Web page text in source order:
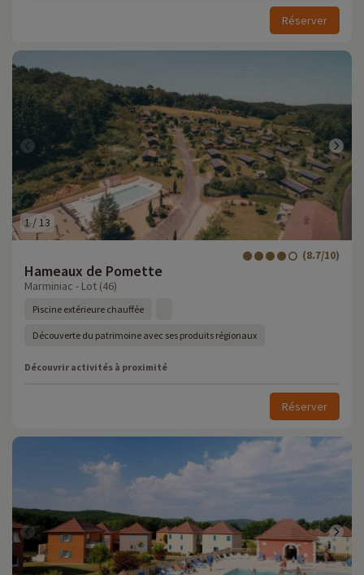
Réserver
1 / 13
Hameaux de Pomette
(8.7/10)
Marminiac - Lot (46)
Piscine extérieure chauffée
Découverte du patrimoine avec ses produits régionaux
Découvrir activités à proximité
Réserver